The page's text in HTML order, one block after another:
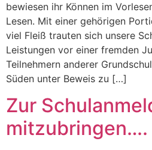
bewiesen ihr Können im
Lesen. Mit einer gehörigen
viel Fleiß trauten sich unsere
Leistungen vor einer fremden
Teilnehmern anderer
Süden unter Beweis zu […]
Zur
mitzubringen….